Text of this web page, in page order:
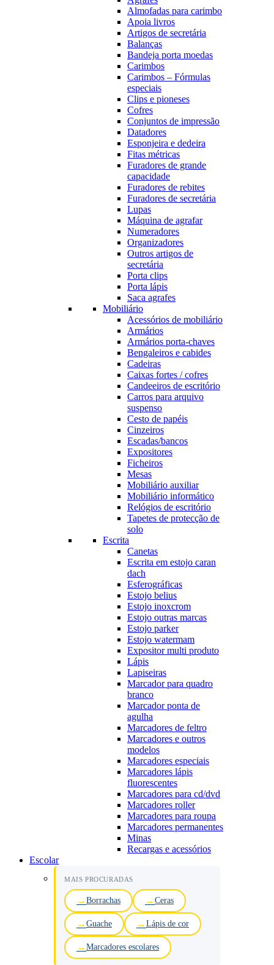
Almofadas para carimbo
Apoia livros
Artigos de secretária
Balanças
Bandeja porta moedas
Carimbos
Carimbos – Fórmulas
especiais
Clips e pioneses
Cofres
Conjuntos de impressão
Datadores
Esponjeira e dedeira
Fitas métricas
Furadores de grande
capacidade
Furadores de rebites
Furadores de secretária
Lupas
Máquina de agrafar
Numeradores
Organizadores
Outros artigos de
secretária
Porta clips
Porta lápis
Saca agrafes
Mobiliário
Acessórios de mobiliário
Armários
Armários porta-chaves
Bengaleiros e cabides
Cadeiras
Caixas fortes / cofres
Candeeiros de escritório
Carros para arquivo
suspenso
Cesto de papéis
Cinzeiros
Escadas/bancos
Expositores
Ficheiros
Mesas
Mobiliário auxiliar
Mobiliário informático
Relógios de escritório
Tapetes de protecção de
solo
Escrita
Canetas
Escrita em estojo caran
dach
Esferográficas
Estojo belius
Estojo inoxcrom
Estojo outras marcas
Estojo parker
Estojo watermam
Expositor multi produto
Lápis
Lapiseiras
Marcador para quadro
branco
Marcador ponta de
agulha
Marcadores de feltro
Marcadores e outros
modelos
Marcadores especiais
Marcadores lápis
fluorescentes
Marcadores para cd/dvd
Marcadores roller
Marcadores para roupa
Marcadores permanentes
Minas
Recargas e acessórios
Escolar
MAIS PROCURADAS
Borrachas Ceras
Guache Lápis de cor
Marcadores escolares